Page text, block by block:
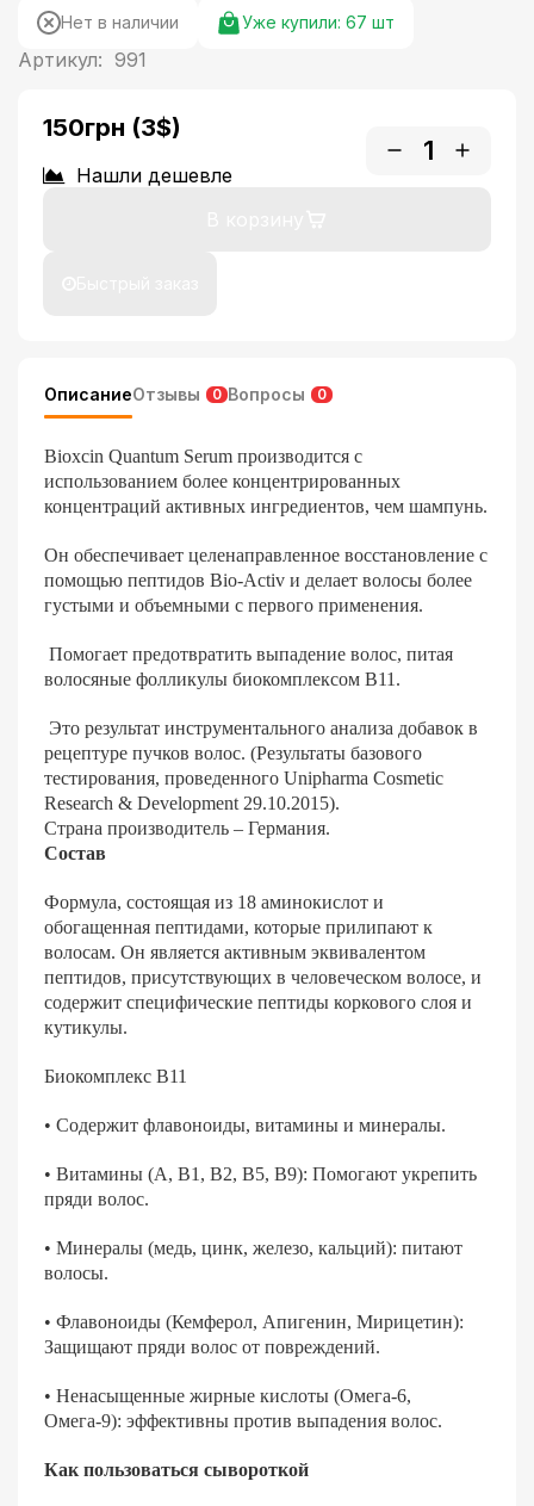
Нет в наличии Уже купили:67 шт
Артикул: 991
150грн (3$)
Нашли дешевле
ОписаниеОтзывы 0 Вопросы 0
Bioxcin Quantum Serum производится с
использованием более концентрированных
концентраций активных ингредиентов, чем шампунь.
Он обеспечивает целенаправленное восстановление с
помощью пептидов Bio-Activ и делает волосы более
густыми и объемными с первого применения.
Помогает предотвратить выпадение волос, питая
волосяные фолликулы биокомплексом B11.
Это результат инструментального анализа добавок в
рецептуре пучков волос. (Результаты базового
тестирования, проведенного Unipharma Cosmetic
Research & Development 29.10.2015).
Страна производитель – Германия.
Состав
Формула, состоящая из 18 аминокислот и
обогащенная пептидами, которые прилипают к
волосам. Он является активным эквивалентом
пептидов, присутствующих в человеческом волосе, и
содержит специфические пептиды коркового слоя и
кутикулы.
БиокомплексB11
• Содержит флавоноиды, витамины и минералы.
• Витамины (А, В1, В2, В5, В9): Помогают укрепить
пряди волос.
• Минералы (медь, цинк, железо, кальций): питают
волосы.
• Флавоноиды (Кемферол, Апигенин, Мирицетин):
Защищают пряди волос от повреждений.
• Ненасыщенные жирные кислоты (Омега-6,
Омега-9): эффективны против выпадения волос.
Как пользоваться сывороткой